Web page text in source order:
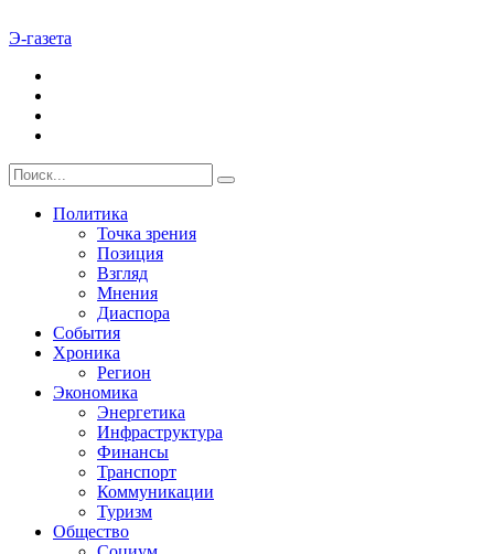
Э-газета
Политика
Точка зрения
Позиция
Взгляд
Мнения
Диаспора
События
Хроника
Регион
Экономика
Энергетика
Инфраструктура
Финансы
Транспорт
Коммуникации
Туризм
Общество